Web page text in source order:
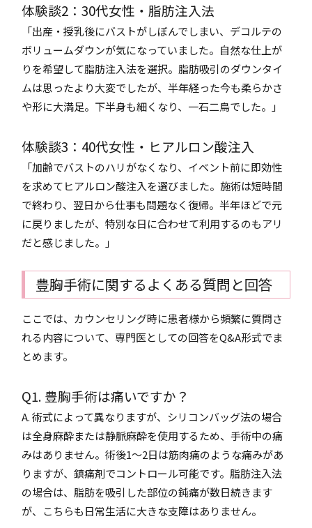
体験談2：30代女性・脂肪注入法
「出産・授乳後にバストがしぼんでしまい、デコルテの
ボリュームダウンが気になっていました。自然な仕上が
りを希望して脂肪注入法を選択。脂肪吸引のダウンタイ
ムは思ったより大変でしたが、半年経った今も柔らかさ
や形に大満足。下半身も細くなり、一石二鳥でした。」
体験談3：40代女性・ヒアルロン酸注入
「加齢でバストのハリがなくなり、イベント前に即効性
を求めてヒアルロン酸注入を選びました。施術は短時間
で終わり、翌日から仕事も問題なく復帰。半年ほどで元
に戻りましたが、特別な日に合わせて利用するのもアリ
だと感じました。」
豊胸手術に関するよくある質問と回答
ここでは、カウンセリング時に患者様から頻繁に質問さ
れる内容について、専門医としての回答をQ&A形式でま
とめます。
Q1. 豊胸手術は痛いですか？
A. 術式によって異なりますが、シリコンバッグ法の場合
は全身麻酔または静脈麻酔を使用するため、手術中の痛
みはありません。術後1～2日は筋肉痛のような痛みがあ
りますが、鎮痛剤でコントロール可能です。脂肪注入法
の場合は、脂肪を吸引した部位の鈍痛が数日続きます
が、こちらも日常生活に大きな支障はありません。